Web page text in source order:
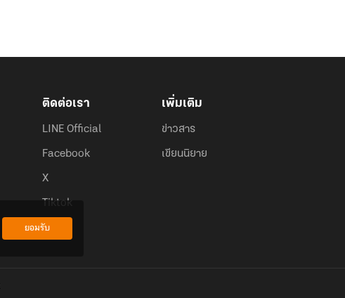
ติดต่อเรา
LINE Official
Facebook
X
Tiktok
เพิ่มเติม
ข่าวสาร
เขียนนิยาย
ยอมรับ